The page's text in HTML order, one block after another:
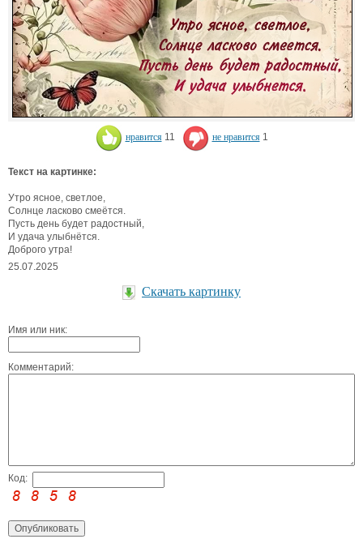
нравится 11 не нравится 1
Текст на картинке:
Утро ясное, светлое,
Солнце ласково смеётся.
Пусть день будет радостный,
И удача улыбнётся.
Доброго утра!
25.07.2025
Скачать картинку
Имя или ник:
Комментарий:
Код: